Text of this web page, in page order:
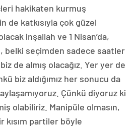
hakikaten kurmuş
de katkısıyla çok güzel
inşallah ve 1 Nisan’da,
belki seçimden sadece saatler
de almış olacağız. Yer yer de
biz aldığımız her sonucu da
Çünkü diyoruz ki
olabiliriz. Manipüle olmasın,
kısım partiler böyle